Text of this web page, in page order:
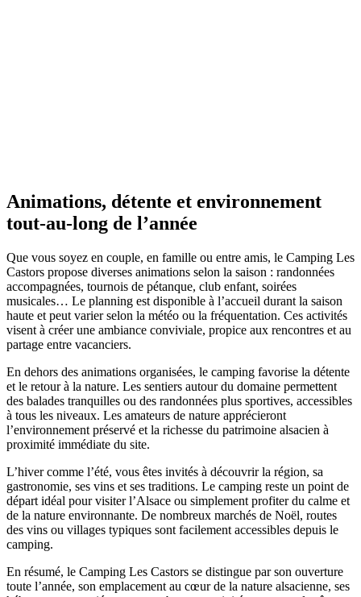
Animations, détente et environnement
tout‑au‑long de l’année
Que vous soyez en couple, en famille ou entre amis, le Camping Les
Castors propose diverses animations selon la saison : randonnées
accompagnées, tournois de pétanque, club enfant, soirées
musicales… Le planning est disponible à l’accueil durant la saison
haute et peut varier selon la météo ou la fréquentation. Ces activités
visent à créer une ambiance conviviale, propice aux rencontres et au
partage entre vacanciers.
En dehors des animations organisées, le camping favorise la détente
et le retour à la nature. Les sentiers autour du domaine permettent
des balades tranquilles ou des randonnées plus sportives, accessibles
à tous les niveaux. Les amateurs de nature apprécieront
l’environnement préservé et la richesse du patrimoine alsacien à
proximité immédiate du site.
L’hiver comme l’été, vous êtes invités à découvrir la région, sa
gastronomie, ses vins et ses traditions. Le camping reste un point de
départ idéal pour visiter l’Alsace ou simplement profiter du calme et
de la nature environnante. De nombreux marchés de Noël, routes
des vins ou villages typiques sont facilement accessibles depuis le
camping.
En résumé, le Camping Les Castors se distingue par son ouverture
toute l’année, son emplacement au cœur de la nature alsacienne, ses